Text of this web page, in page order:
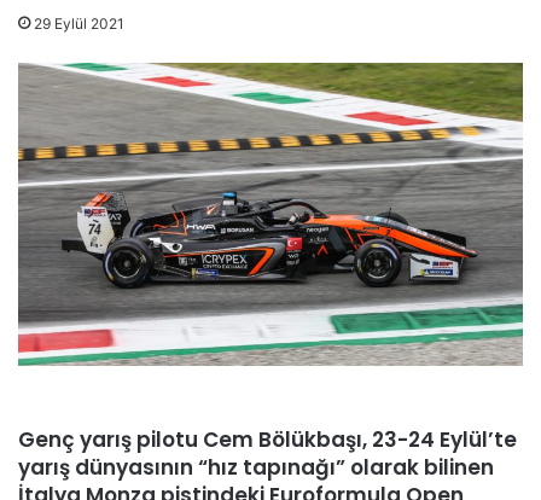
29 Eylül 2021
Genç yarış pilotu Cem Bölükbaşı, 23-24 Eylül’te
yarış dünyasının “hız tapınağı” olarak bilinen